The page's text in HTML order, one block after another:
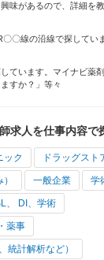
興味があるので、詳細を
〇〇線の沿線で探してい
ています。マイナビ薬
すか？」等々
求人を仕事内容で
ック ドラッグスト
一般企業 学
、 DI、学術
薬事
統計解析など）